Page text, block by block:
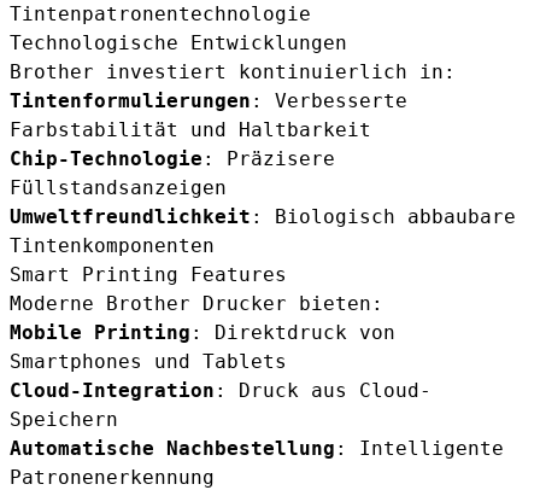
Tintenpatronentechnologie
Technologische Entwicklungen
Brother investiert kontinuierlich in:
Tintenformulierungen : Verbesserte
Farbstabilität und Haltbarkeit
Chip-Technologie : Präzisere
Füllstandsanzeigen
Umweltfreundlichkeit : Biologisch abbaubare
Tintenkomponenten
Smart Printing Features
Moderne Brother Drucker bieten:
Mobile Printing : Direktdruck von
Smartphones und Tablets
Cloud-Integration : Druck aus Cloud-
Speichern
Automatische Nachbestellung : Intelligente
Patronenerkennung